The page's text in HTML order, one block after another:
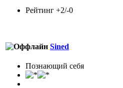
Рейтинг +2/-0
Sined
Познающий себя